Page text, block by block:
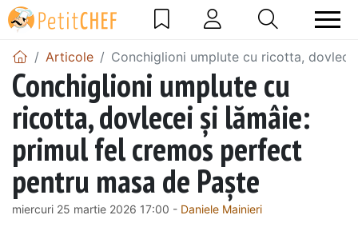
Articole Conchiglioni umplute cu ricotta,
Conchiglioni umplute cu
ricotta, dovlecei și lămâie:
primul fel cremos perfect
pentru masa de Paște
miercuri 25 martie 2026 17:00 - Daniele Mainieri